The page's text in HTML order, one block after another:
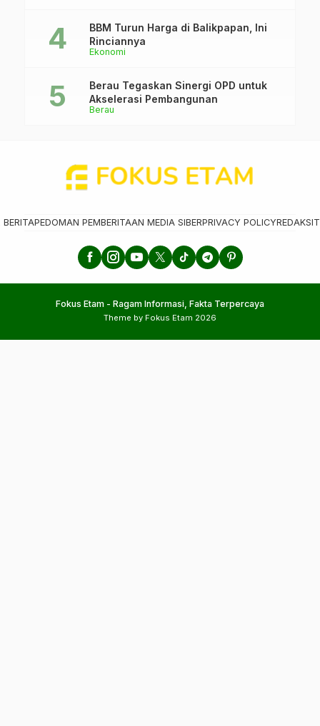
Ekonomi
BBM Turun Harga di Balikpapan, Ini
Rinciannya
Berau
Berau Tegaskan Sinergi OPD untuk
Akselerasi Pembangunan
BERITAPEDOMAN PEMBERITAAN MEDIA SIBERPRIVACY POLICYREDAKSI
Fokus Etam - Ragam Informasi, Fakta Terpercaya
Theme by Fokus Etam 2026